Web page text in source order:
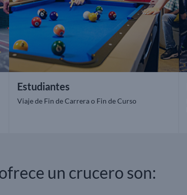
Estudiantes
Viaje de Fin de Carrera o Fin de Curso
un crucero son: